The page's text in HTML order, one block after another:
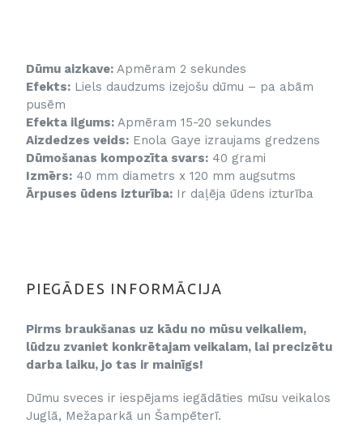
Dūmu aizkave: Apmēram 2 sekundes
Efekts: Liels daudzums izejošu dūmu – pa abām
pusēm
Efekta ilgums: Apmēram 15-20 sekundes
Aizdedzes veids: Enola Gaye izraujams gredzens
Dūmošanas kompozīta svars: 40 grami
Izmērs: 40 mm diametrs x 120 mm augsutms
Ārpuses ūdens izturība: Ir daļēja ūdens izturība
PIEGĀDES INFORMĀCIJA
Pirms braukšanas uz kādu no mūsu veikaliem,
lūdzu zvaniet konkrētajam veikalam, lai precizētu
darba laiku, jo tas ir mainīgs!
Dūmu sveces ir iespējams iegādāties mūsu veikalos
Juglā, Mežaparkā un Šampēterī.